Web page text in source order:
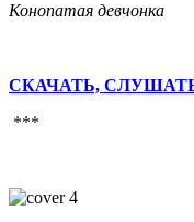
Конопатая девчонка
СКАЧАТЬ,
***